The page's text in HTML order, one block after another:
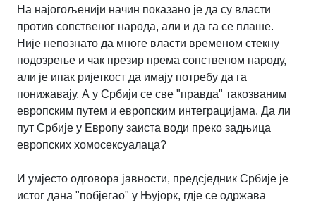
На најогољенији начин показано је да су власти
против сопственог народа, али и да га се плаше.
Није непознато да многе власти временом стекну
подозрење и чак презир према сопственом народу,
али је ипак ријеткост да имају потребу да га
понижавају. А у Србији се све "правда" такозваним
европским путем и европским интеграцијама. Да ли
пут Србије у Европу заиста води преко задњица
европских хомосексуалаца?
И умјесто одговора јавности, предсједник Србије је
истог дана "побјегао" у Њујорк, гдје се одржава